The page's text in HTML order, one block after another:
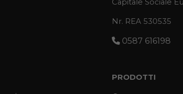
Capitale Sociale
Nr. REA 530535
0587 616198
PRODOTTI